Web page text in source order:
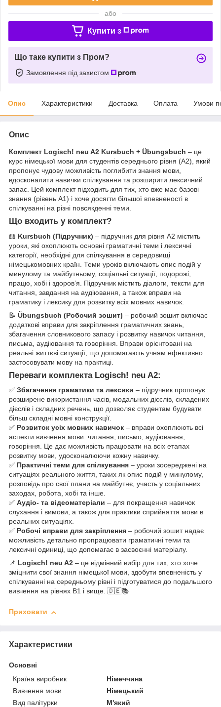
або
Купити з
Що таке купити з Пром?
Замовлення під захистом
Опис Характеристики Доставка Оплата Умови
Опис
Комплект Logisch! neu A2 Kursbuch + Übungsbuch – це
курс німецької мови для студентів середнього рівня (A2), який
пропонує чудову можливість поглибити знання мови,
вдосконалити навички спілкування та розширити лексичний
запас. Цей комплект підходить для тих, хто вже має базові
знання (рівень A1) і хоче досягти більшої впевненості в
спілкуванні на різні повсякденні теми.
Що входить у комплект?
📖 Kursbuch (Підручник) – підручник для рівня A2 містить
уроки, які охоплюють основні граматичні теми і лексичні
категорії, необхідні для спілкування в середовищі
німецькомовних країн. Теми уроків включають опис подій у
минулому та майбутньому, соціальні ситуації, подорожі,
працю, хобі і здоров’я. Підручник містить діалоги, тексти для
читання, завдання на аудіювання, а також вправи на
граматику і лексику для розвитку всіх мовних навичок.
📝 Übungsbuch (Робочий зошит) – робочий зошит включає
додаткові вправи для закріплення граматичних знань,
збагачення словникового запасу і розвитку навичок читання,
письма, аудіювання та говоріння. Вправи орієнтовані на
реальні життєві ситуації, що допомагають учням ефективно
застосовувати мову на практиці.
Переваги комплекта Logisch! neu A2:
✅ Збагачення граматики та лексики – підручник пропонує
розширене використання часів, модальних дієслів, складених
дієслів і складних речень, що дозволяє студентам будувати
більш складні мовні конструкції.
✅ Розвиток усіх мовних навичок – вправи охоплюють всі
аспекти вивчення мови: читання, письмо, аудіювання,
говоріння. Це дає можливість працювати на всіх етапах
розвитку мови, удосконалюючи кожну навичку.
✅ Практичні теми для спілкування – уроки зосереджені на
ситуаціях реального життя, таких як опис подій у минулому,
розповідь про свої плани на майбутнє, участь у соціальних
заходах, робота, хобі та інше.
✅ Аудіо- та відеоматеріали – для покращення навичок
слухання і вимови, а також для практики сприйняття мови в
реальних ситуаціях.
✅ Робочі вправи для закріплення – робочий зошит надає
можливість детально пропрацювати граматичні теми та
лексичні одиниці, що допомагає в засвоєнні матеріалу.
📌 Logisch! neu A2 – це відмінний вибір для тих, хто хоче
зміцнити свої знання німецької мови, здобути впевненість у
спілкуванні на середньому рівні і підготуватися до подальшого
вивчення на рівнях B1 і вище. 🇩🇪📚
Приховати
Характеристики
Основні
Країна виробник
Німеччина
Вивчення мови
Німецький
Вид палітурки
М'який